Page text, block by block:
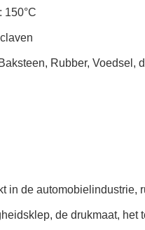
150°C
Rubber, Voedsel,
in de automobielindustrie,
de drukmaat, het